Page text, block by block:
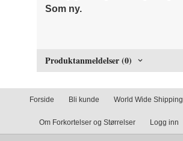
Som ny.
Produktanmeldelser (0)
Forside Bli kunde World Wide Shipping
Om Forkortelser og Størrelser Logg inn